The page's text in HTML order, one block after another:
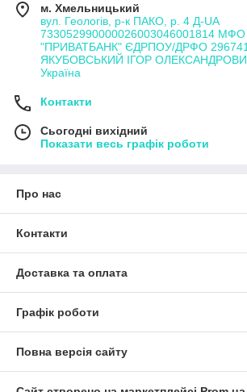
м. Хмельницький
вул. Геологів, р-к ПАКО, р. 4 Д-UA
733052990000026003046001814
"ПРИВАТБАНК" ЄДРПОУ/ДРФО
ЯКУБОВСЬКИЙ ІГОР
Україна
Контакти
Сьогодні вихідний
Показати весь графік роботи
Про нас
Контакти
Доставка та оплата
Графік роботи
Повна версія сайту